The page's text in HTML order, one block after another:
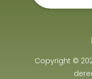
Copyright ©